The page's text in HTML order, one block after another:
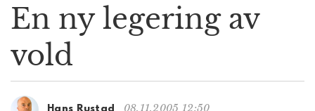
n
a
En ny legering av
vold
08.11.2005 12:50